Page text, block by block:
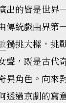
出的皆是世界
傳統戲曲界第
獨挑大樑，挑
聲，既是古代
異角色。向來
透過京劇的寫